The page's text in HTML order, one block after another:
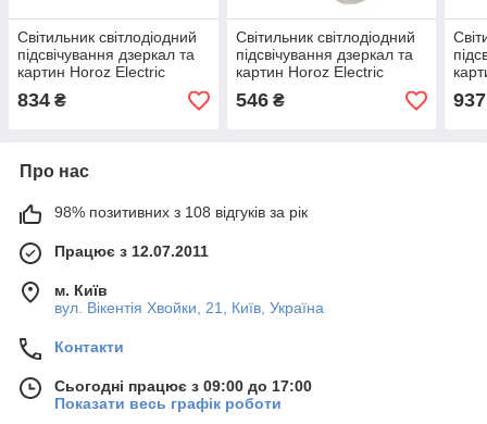
Світильник світлодіодний
підсвічування дзеркал та
картин Horoz Electric
EBABIL-12 12W 4200K
хром
834 ₴
Світильник світлодіодний
підсвічування дзеркал та
картин Horoz Electric
KUGU 3W 4200K срібло
546₴ 937
Про нас
98% позитивних з 108 відгуків за рік
Працює з 12.07.2011
м. Київ
вул. Вікентія Хвойки, 21, Київ, Україна
Контакти
Сьогодні працює з 09:00 до 17:00
Показати весь графік роботи